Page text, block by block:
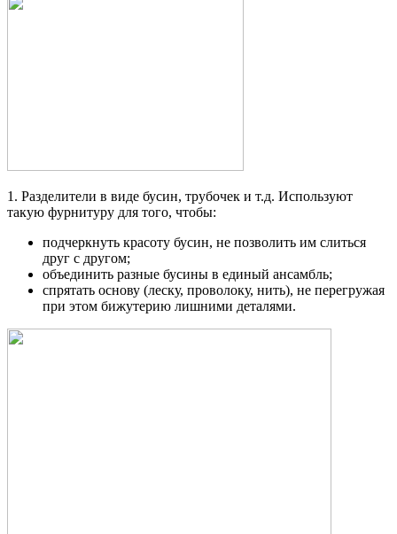
1. Разделители в виде бусин, трубочек и т.д. Используют
такую фурнитуру для того, чтобы:
подчеркнуть красоту бусин, не позволить им слиться
друг с другом;
объединить разные бусины в единый ансамбль;
спрятать основу (леску, проволоку, нить), не перегружая
при этом бижутерию лишними деталями.